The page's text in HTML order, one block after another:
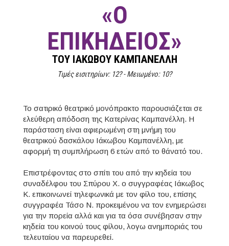
«Ο
ΕΠΙΚΗΔΕΙΟΣ»
ΤΟΥ ΙΆΚΩΒΟΥ ΚΑΜΠΑΝΈΛΛΗ
Τιμές εισιτηρίων: 12? - Μειωμένο: 10?
Το σατιρικό θεατρικό μονόπρακτο παρουσιάζεται σε
ελεύθερη απόδοση της Κατερίνας Καμπανέλλη. Η
παράσταση είναι αφιερωμένη στη μνήμη του
θεατρικού δασκάλου Ιάκωβου Καμπανέλλη, με
αφορμή τη συμπλήρωση 6 ετών από το θάνατό του.
Επιστρέφοντας στο σπίτι του από την κηδεία του
συναδέλφου του Σπύρου Χ. ο συγγραφέας Ιάκωβος
Κ. επικοινωνεί τηλεφωνικά με τον φίλο του, επίσης
συγγραφέα Τάσο Ν. προκειμένου να τον ενημερώσει
για την πορεία αλλά και για τα όσα συνέβησαν στην
κηδεία του κοινού τους φίλου, λογω ανημποριάς του
τελευταίου να παρευρεθεί.